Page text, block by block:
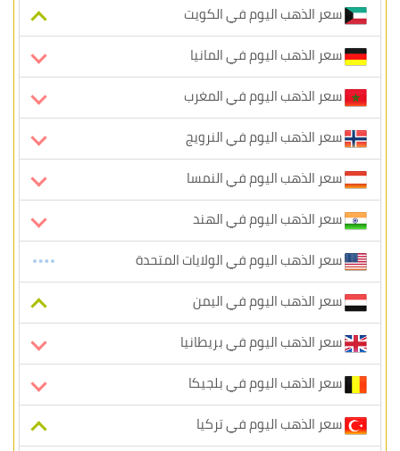
سعر الذهب اليوم في الكويت
سعر الذهب اليوم في المانيا
سعر الذهب اليوم في المغرب
سعر الذهب اليوم في النرويج
سعر الذهب اليوم في النمسا
سعر الذهب اليوم في الهند
سعر الذهب اليوم في الولايات المتحدة
سعر الذهب اليوم في اليمن
سعر الذهب اليوم في بريطانيا
سعر الذهب اليوم في بلجيكا
سعر الذهب اليوم في تركيا